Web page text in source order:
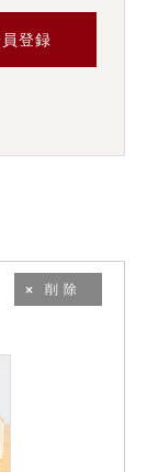
登録
削除